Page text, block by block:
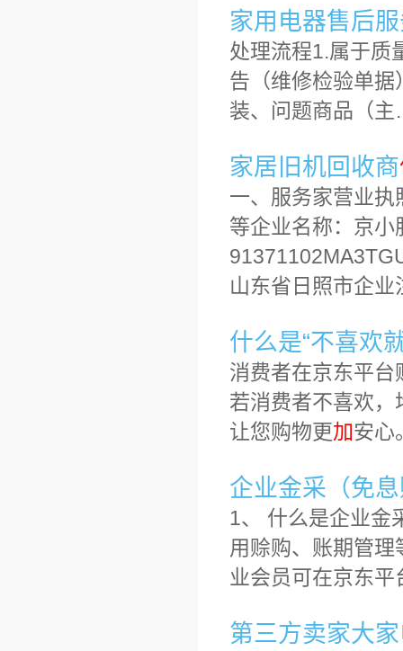
家用电器售后
处理流程1.属于质
告（维修检验单
装、问题商品（
家居旧机回收商
一、服务家营业执
等企业名称：京小
山东省日照市企业
什么是“不喜欢
消费者在京东平台
若消费者不喜欢
让您购物更加安心
企业金采（免
1、 什么是企业金
用赊购、账期管
业会员可在京东平
第三方卖家大